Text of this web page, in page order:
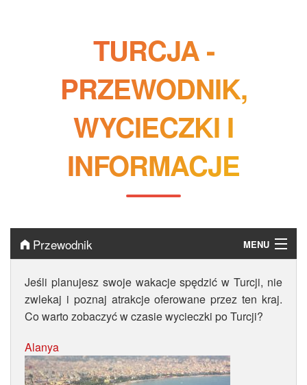
TURCJA -
PRZEWODNIK,
WYCIECZKI I
INFORMACJE
Przewodnik MENU
Ważne informacje
Mapa
Jeśli planujesz swoje wakacje spędzić w Turcji, nie
zwlekaj i poznaj atrakcje oferowane przez ten kraj.
Co warto zobaczyć w czasie wycieczki po Turcji?
Alanya